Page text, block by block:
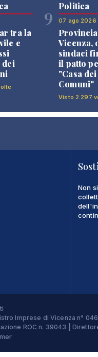
tra la
e
dei
9
Politica
07 ago 2026
Vicenza,
sindaci
il patto
"Casa dei
Comuni"
Visto 2.297
Non
Imprese di Vicenza n°
ROC n. 39043 |